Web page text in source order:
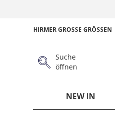
HIRMER GROSSE GRÖSSEN
Suche
öffnen
NEW IN